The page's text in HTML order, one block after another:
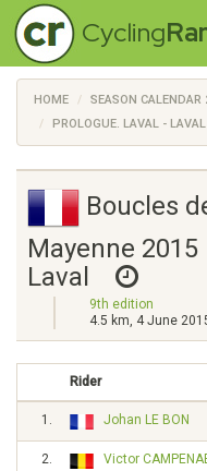
Cycling
HOME SEASON CALENDAR
PROLOGUE. LAVAL - LAVAL
Boucles
Mayenne
Laval
9th edition
4.5 km, 4 June
Rider
1. Johan LE BON
2. Victor